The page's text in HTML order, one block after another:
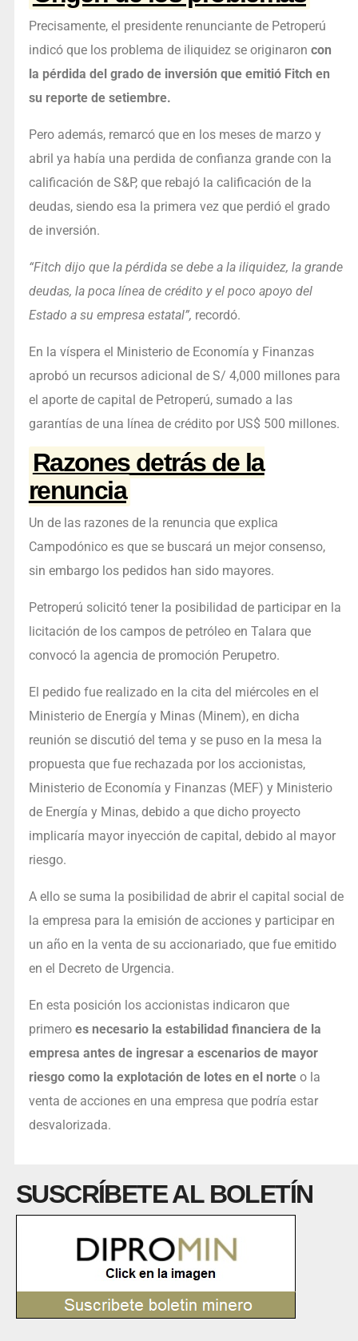
Precisamente, el presidente renunciante de Petroperú
indicó que los problema de iliquidez se originaron con
la pérdida del grado de inversión que emitió Fitch en
su reporte de setiembre.
Pero además, remarcó que en los meses de marzo y
abril ya había una perdida de confianza grande con la
calificación de S&P, que rebajó la calificación de la
deudas, siendo esa la primera vez que perdió el grado
de inversión.
“Fitch dijo que la pérdida se debe a la iliquidez, la grande
deudas, la poca línea de crédito y el poco apoyo del
Estado a su empresa estatal”, recordó.
En la víspera el Ministerio de Economía y Finanzas
aprobó un recursos adicional de S/ 4,000 millones para
el aporte de capital de Petroperú, sumado a las
garantías de una línea de crédito por US$ 500 millones.
Razones detrás de la
renuncia
Un de las razones de la renuncia que explica
Campodónico es que se buscará un mejor consenso,
sin embargo los pedidos han sido mayores.
Petroperú solicitó tener la posibilidad de participar en la
licitación de los campos de petróleo en Talara que
convocó la agencia de promoción Perupetro.
El pedido fue realizado en la cita del miércoles en el
Ministerio de Energía y Minas (Minem), en dicha
reunión se discutió del tema y se puso en la mesa la
propuesta que fue rechazada por los accionistas,
Ministerio de Economía y Finanzas (MEF) y Ministerio
de Energía y Minas, debido a que dicho proyecto
implicaría mayor inyección de capital, debido al mayor
riesgo.
A ello se suma la posibilidad de abrir el capital social de
la empresa para la emisión de acciones y participar en
un año en la venta de su accionariado, que fue emitido
en el Decreto de Urgencia.
En esta posición los accionistas indicaron que
primeroes necesario la estabilidad financiera de la
empresa antes de ingresar a escenarios de mayor
riesgo como la explotación de lotes en el norteo la
venta de acciones en una empresa que podría estar
desvalorizada.
SUSCRÍBETE AL BOLETÍN